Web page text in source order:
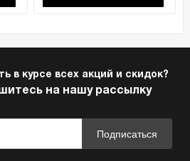
в курсе всех акций и скидок?
на нашу рассылку
Подписаться